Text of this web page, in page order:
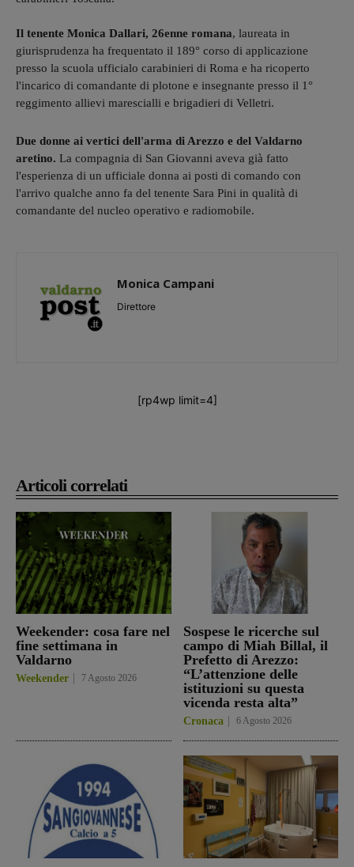
Articoli correlati
Weekender: cosa fare nel
fine settimana in
Valdarno
Weekender 7 Agosto 2026
Sospese le ricerche sul
campo di Miah Billal, il
Prefetto di Arezzo:
“L’attenzione delle
istituzioni su questa
vicenda resta alta”
Cronaca 6 Agosto 2026
Il tenente Monica Dallari, 26enne romana, laureata in
giurisprudenza ha frequentato il 189° corso di applicazione
presso la scuola ufficialo carabinieri di Roma e ha ricoperto
l'incarico di comandante di plotone e insegnante presso il 1°
reggimento allievi marescialli e brigadieri di Velletri.
Due donne ai vertici dell'arma di Arezzo e del Valdarno
aretino. La compagnia di San Giovanni aveva già fatto
l'esperienza di un ufficiale donna ai posti di comando con
l'arrivo qualche anno fa del tenente Sara Pini in qualità di
comandante del nucleo operativo e radiomobile.
Monica Campani
Direttore
[rp4wp limit=4]